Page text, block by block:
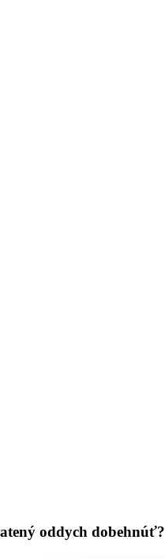
oddych dobehnúť?